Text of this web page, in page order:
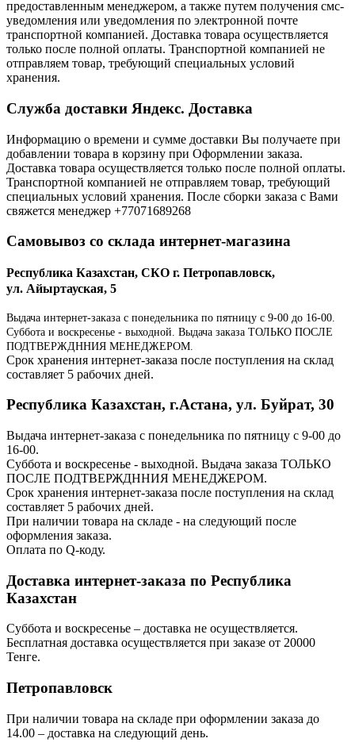
предоставленным менеджером, а также путем получения смс-
уведомления или уведомления по электронной почте
транспортной компанией. Доставка товара осуществляется
только после полной оплаты. Транспортной компанией не
отправляем товар, требующий специальных условий
хранения.
Служба доставки Яндекс. Доставка
Информацию о времени и сумме доставки Вы получаете при
добавлении товара в корзину при Оформлении заказа.
Доставка товара осуществляется только после полной оплаты.
Транспортной компанией не отправляем товар, требующий
специальных условий хранения. После сборки заказа с Вами
свяжется менеджер +77071689268
Самовывоз со склада интернет-магазина
Республика Казахстан, СКО г. Петропавловск,
ул. Айыртауская, 5
Выдача интернет-заказа с понедельника по пятницу с 9-00 до 16-00.
Суббота и воскресенье - выходной. Выдача заказа ТОЛЬКО ПОСЛЕ
ПОДТВЕРЖДННИЯ МЕНЕДЖЕРОМ.
Срок хранения интернет-заказа после поступления на склад
составляет 5 рабочих дней.
Республика Казахстан, г.Астана, ул. Буйрат, 30
Выдача интернет-заказа с понедельника по пятницу с 9-00 до
16-00.
Суббота и воскресенье - выходной. Выдача заказа ТОЛЬКО
ПОСЛЕ ПОДТВЕРЖДННИЯ МЕНЕДЖЕРОМ.
Срок хранения интернет-заказа после поступления на склад
составляет 5 рабочих дней.
При наличии товара на складе - на следующий после
оформления заказа.
Оплата по Q-коду.
Доставка интернет-заказа по Республика
Казахстан
Суббота и воскресенье – доставка не осуществляется.
Бесплатная доставка осуществляется при заказе от 20000
Тенге.
Петропавловск
При наличии товара на складе при оформлении заказа до
14.00 – доставка на следующий день.